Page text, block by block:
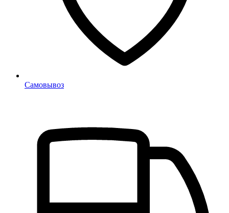
Самовывоз